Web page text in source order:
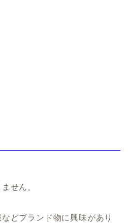
せん。
どブランド物に興味があり